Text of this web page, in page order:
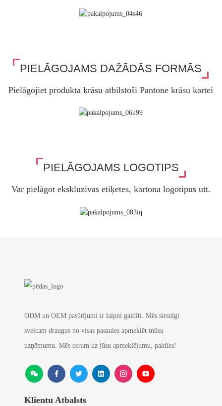
PIELĀGOJAMS DAŽĀDĀS FORMĀS
Pielāgojiet produkta krāsu atbilstoši Pantone krāsu kartei
PIELĀGOJAMS LOGOTIPS
Var pielāgot ekskluzīvas etiķetes, kartona logotipus utt.
ODM un OEM pasūtījumi ir laipni gaidīti. Mēs sirsnīgi
sveicam draugus no visas pasaules apmeklēt mūsu
uzņēmumu. Mēs ceram uz jūsu apmeklējumu, paldies!
Klientu Atbalsts